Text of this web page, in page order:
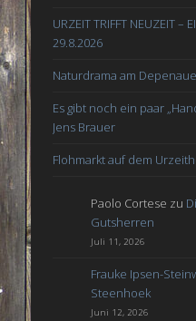
URZEIT TRIFFT NEUZEIT –
29.8.2026
Naturdrama am
Es gibt noch ein paar
Jens Brauer
Flohmarkt auf dem
Paolo Cortese zu
Gutsherren
Juli 11, 2026
Frauke Ipsen-
Steenhoek
Juni 12, 2026